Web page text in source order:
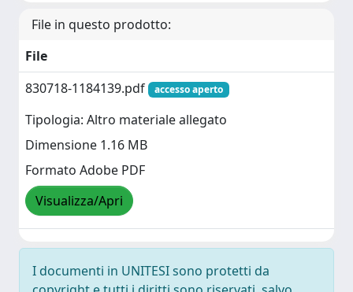
File in questo prodotto:
File
830718-1184139.pdf
accesso aperto
Tipologia: Altro materiale allegato
Dimensione 1.16 MB
Formato Adobe PDF
Visualizza/Apri
I documenti in UNITESI sono protetti da